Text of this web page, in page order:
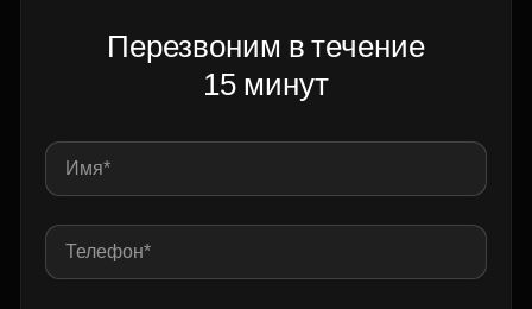
Перезвоним в течение
15 минут